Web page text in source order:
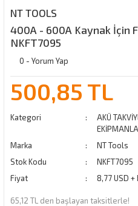
NT TOOLS
400A - 600A Kaynak İçin
NKFT7095
0 - Yorum Yap
500,85 TL
Kategori
AKÜ
Marka
NT Tools
Stok Kodu
NKFT7095
Fiyat
8,77 USD +
65,12 TL den başlayan taksitlerle!